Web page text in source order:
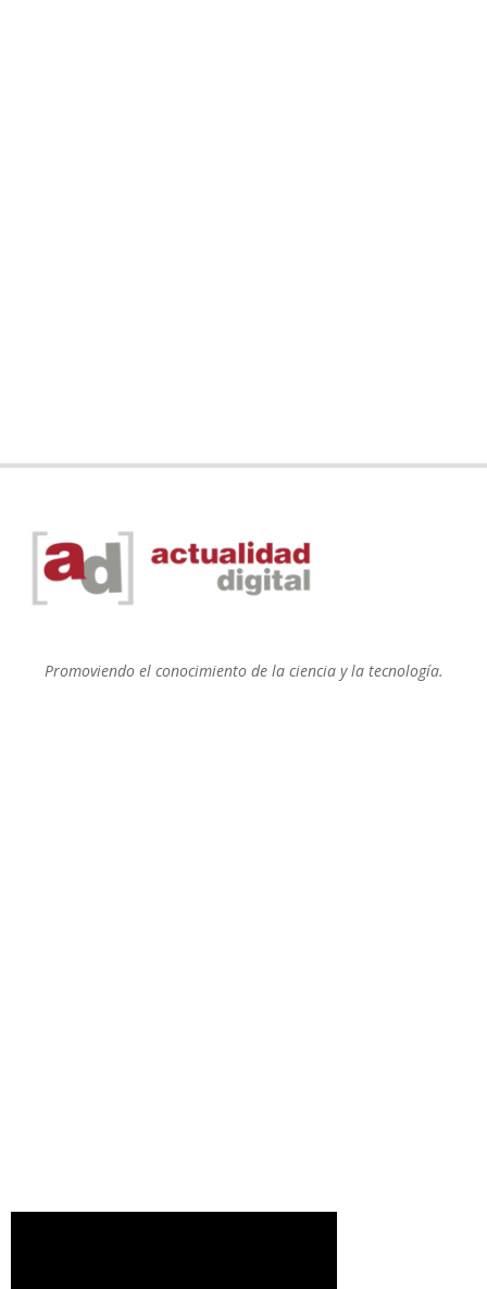
Promoviendo el conocimiento de la ciencia y la tecnología.